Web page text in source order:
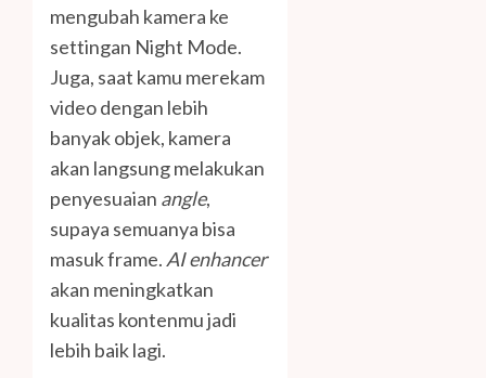
mengubah kamera ke
settingan Night Mode.
Juga, saat kamu merekam
video dengan lebih
banyak objek, kamera
akan langsung melakukan
penyesuaian angle,
supaya semuanya bisa
masuk frame.AI enhancer
akan meningkatkan
kualitas kontenmu jadi
lebih baik lagi.